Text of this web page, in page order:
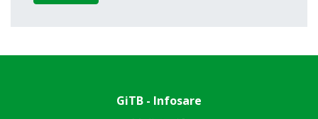
GiTB - Infosare